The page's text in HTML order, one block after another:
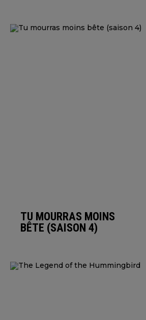
TU MOURRAS MOINS
BÊTE (SAISON 4)